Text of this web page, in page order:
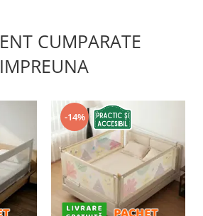
CUMPARATE
IMPREUNA
-14%